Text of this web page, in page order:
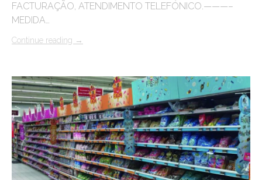
FACTURAÇÃO, ATENDIMENTO TELEFÓNICO.———–
MEDIDA…
Continue reading →